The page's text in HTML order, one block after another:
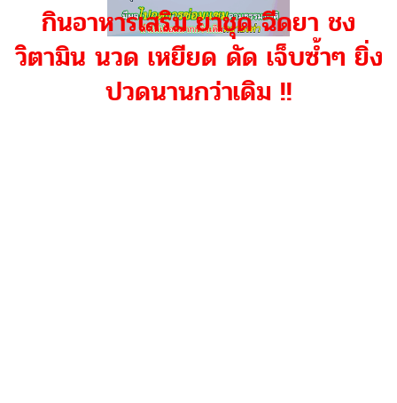
กินอาหารเสริม ยาชุด ฉีดยา ชง
วิตามิน นวด เหยียด ดัด เจ็บซ้ำๆ ยิ่ง
ปวดนานกว่าเดิม !!